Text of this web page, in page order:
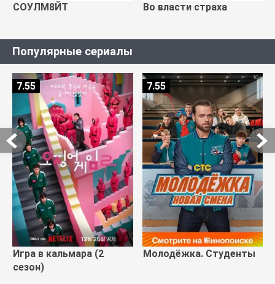
СОУЛМ8ЙТ Во власти страха
Популярные сериалы
Игра в кальмара (2
сезон)
7.55
Молодёжка. Студенты
7.55